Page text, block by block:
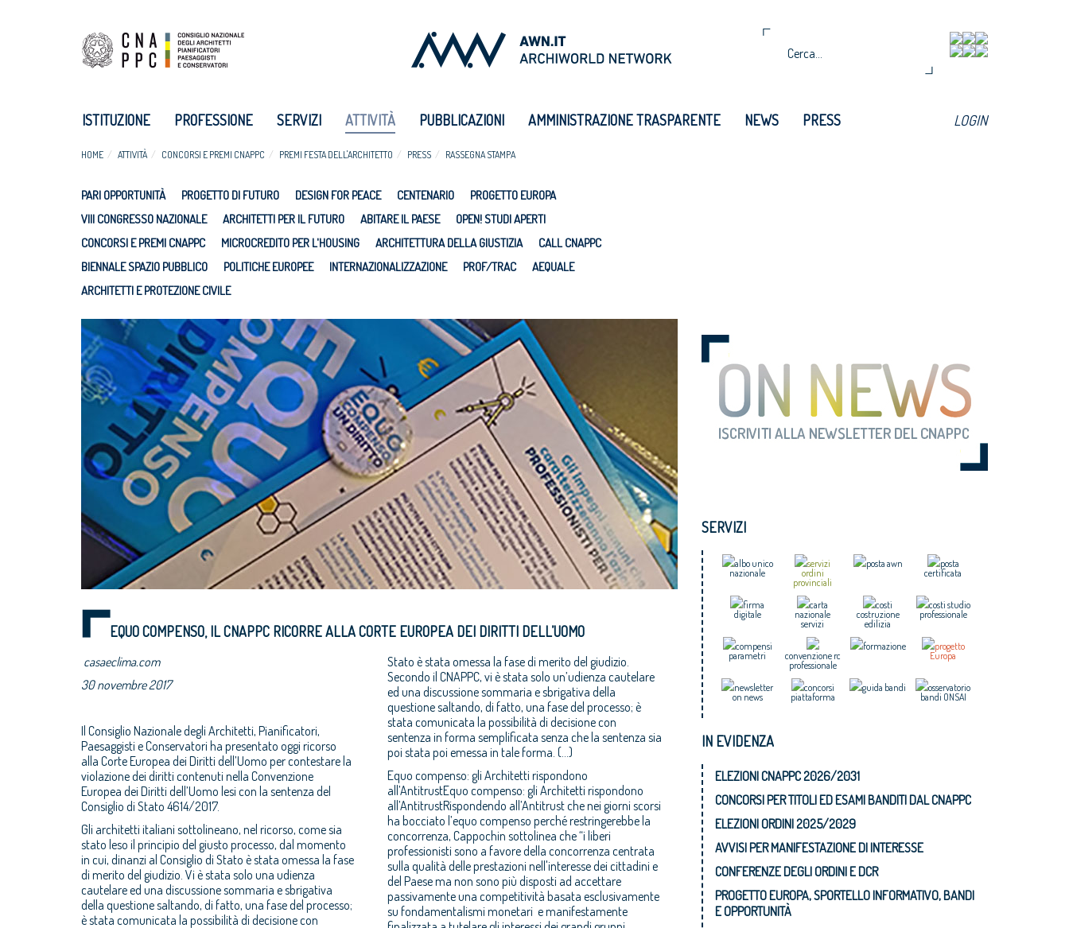
ISTITUZIONE PROFESSIONE SERVIZI ATTIVITÀ PUBBLICAZIONI AMMINISTRAZIONE TRASPARENTE NEWS PRESS LOGIN
HOME ATTIVITÀ CONCORSI E PREMI CNAPPC PREMI FESTA DELL'ARCHITETTO PRESS RASSEGNA STAMPA
PARI OPPORTUNITÀ PROGETTO DI FUTURO DESIGN FOR PEACE CENTENARIO
PROGETTO EUROPA
VIII CONGRESSO NAZIONALE
ARCHITETTI PER IL FUTURO ABITARE IL PAESE
OPEN! STUDI APERTI
CONCORSI E PREMI CNAPPC
MICROCREDITO PER L'HOUSING ARCHITETTURA DELLA GIUSTIZIA
CALL CNAPPC
BIENNALE SPAZIO PUBBLICO
POLITICHE EUROPEE INTERNAZIONALIZZAZIONE PROF/TRAC
AEQUALE
ARCHITETTI E PROTEZIONE CIVILE
EQUO COMPENSO, IL CNAPPC RICORRE ALLA CORTE EUROPEA DEI DIRITTI DELL’UOMO
casaeclima.com
30 novembre 2017
Il Consiglio Nazionale degli Architetti, Pianificatori,
Paesaggisti e Conservatori ha presentato oggi ricorso
alla Corte Europea dei Diritti dell’Uomo per contestare la
violazione dei diritti contenuti nella Convenzione
Europea dei Diritti dell’Uomo lesi con la sentenza del
Consiglio di Stato 4614/2017.
Gli architetti italiani sottolineano, nel ricorso, come sia
stato leso il principio del giusto processo, dal momento
in cui, dinanzi al Consiglio di Stato è stata omessa la fase
di merito del giudizio. Vi è stata solo una udienza
cautelare ed una discussione sommaria e sbrigativa
della questione saltando, di fatto, una fase del processo;
è stata comunicata la possibilità di decisione con
Stato è stata omessa la fase di merito del giudizio.
Secondo il CNAPPC, vi è stata solo un’udienza cautelare
ed una discussione sommaria e sbrigativa della
questione saltando, di fatto, una fase del processo; è
stata comunicata la possibilità di decisione con
sentenza in forma semplificata senza che la sentenza sia
poi stata poi emessa in tale forma. (...)
Equo compenso: gli Architetti rispondono
all’AntitrustEquo compenso: gli Architetti rispondono
all’AntitrustRispondendo all’Antitrust che nei giorni scorsi
ha bocciato l’equo compenso perché restringerebbe la
concorrenza, Cappochin sottolinea che “i liberi
professionisti sono a favore della concorrenza centrata
sulla qualità delle prestazioni nell'interesse dei cittadini e
del Paese ma non sono più disposti ad accettare
passivamente una competitività basata esclusivamente
su fondamentalismi monetari e manifestamente
SERVIZI
albo unico
nazionale
servizi
ordini
provinciali
posta awn
posta
certificata
firma
digitale
carta
nazionale
servizi
costi
costruzione
edilizia
costi studio
professionale
compensi
parametri
convenzione rc
professionale
formazione
progetto
Europa
newsletter
on news
concorsi
piattaforma
guida bandi
osservatorio
bandi ONSAI
IN EVIDENZA
ELEZIONI CNAPPC 2026/2031
CONCORSI PER TITOLI ED ESAMI BANDITI DAL CNAPPC
ELEZIONI ORDINI 2025/2029
AVVISI PER MANIFESTAZIONE DI INTERESSE
CONFERENZE DEGLI ORDINI E DCR
PROGETTO EUROPA, SPORTELLO INFORMATIVO, BANDI
E OPPORTUNITÀ